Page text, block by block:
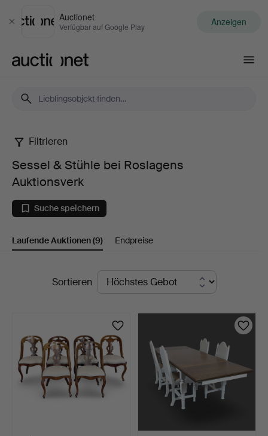
Schließen
Auctionet
Verfügbar auf Google Play Anzeigen
Sessel
Stühle
bei
Auktionsverk
Filtrieren
Sessel & Stühle bei Roslagens
Auktionsverk
Suche speichern
Laufende Auktionen(9) Endpreise
LaufendeSortieren